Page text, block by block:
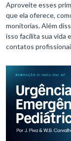
Aproveite esses
que ela oferece,
monitorias. Além
isso facilita sua vida
contatos